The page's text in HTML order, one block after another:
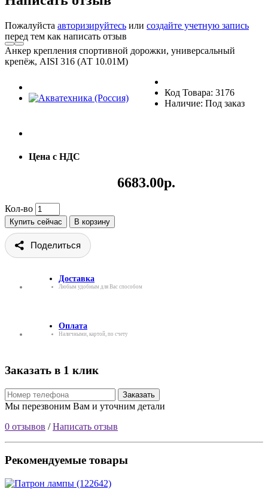
Пожалуйста авторизируйтесь или создайте учетную запись
перед тем как написать отзыв
Анкер крепления спортивной дорожки, универсальный
крепёж, AISI 316 (АТ 10.01M)
Код Товара: 3176
Наличие: Под заказ
Цена с НДС
6683.00р.
Кол-во
Купить сейчас В корзину
Поделиться
Доставка
Любым удобным для Вас способом
Оплата
Наличными, картой, по счету
Заказать в 1 клик
Заказать
Мы перезвоним Вам и уточним детали
0 отзывов /Написать отзыв
Рекомендуемые товары